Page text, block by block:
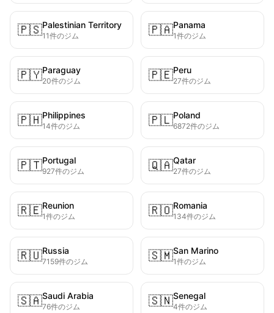
🇵🇸Palestinian Territory
11件のジム 🇵🇦Panama
1件のジム
🇵🇾Paraguay
20件のジム 🇵🇪Peru
27件のジム
🇵🇭Philippines
14件のジム 🇵🇱Poland
6872件のジム
🇵🇹Portugal
927件のジム 🇶🇦Qatar
27件のジム
🇷🇪Reunion
1件のジム 🇷🇴Romania
134件のジム
🇷🇺Russia
7159件のジム 🇸🇲San Marino
1件のジム
🇸🇦Saudi Arabia
76件のジム 🇸🇳Senegal
4件のジム